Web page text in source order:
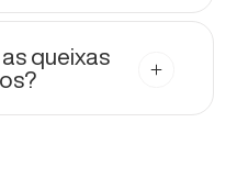
queixas